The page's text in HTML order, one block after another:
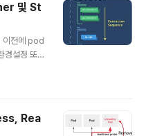
보안 관련
격을 주어
Pod들은 스
더라도 해
및 St
전에 pod
설정 또는
면 반드시
.example
Rea